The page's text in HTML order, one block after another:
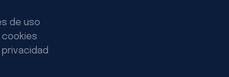
de uso
cookies